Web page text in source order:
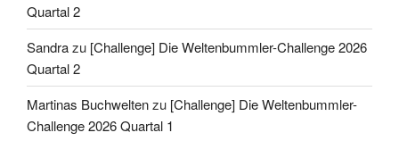
Quartal 2
Sandrazu [Challenge] Die Weltenbummler-Challenge 2026
Quartal 2
Martinas Buchweltenzu [Challenge] Die Weltenbummler-
Challenge 2026 Quartal 1